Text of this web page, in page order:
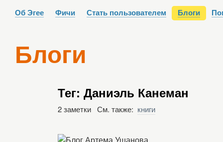
Об Эгее Фичи Стать пользователем Блоги
Блоги
Тег: Даниэль Канеман
2 заметки См. также: книги